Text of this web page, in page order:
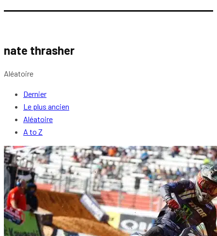
nate thrasher
Aléatoire
Dernier
Le plus ancien
Aléatoire
A to Z